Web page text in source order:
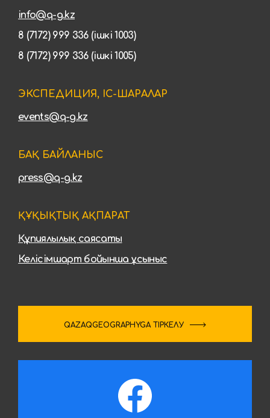
info@q-g.kz
8 (7172) 999 336 (ішкі 1003)
8 (7172) 999 336 (ішкі 1005)
ЭКСПЕДИЦИЯ, ІС-ШАРАЛАР
events@q-g.kz
БАҚ БАЙЛАНЫС
press@q-g.kz
ҚҰҚЫҚТЫҚ АҚПАРАТ
Құпиялылық саясаты
Келісімшарт бойынша ұсыныс
QAZAQGEOGRAPHYGA ТІРКЕЛУ